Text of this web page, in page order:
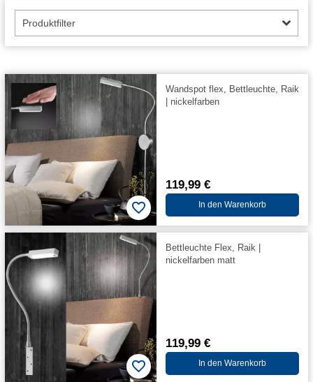
Produktfilter
Wandspot flex, Bettleuchte, Raik
| nickelfarben
119,99 €
In den Warenkorb
Bettleuchte Flex, Raik |
nickelfarben matt
119,99 €
In den Warenkorb